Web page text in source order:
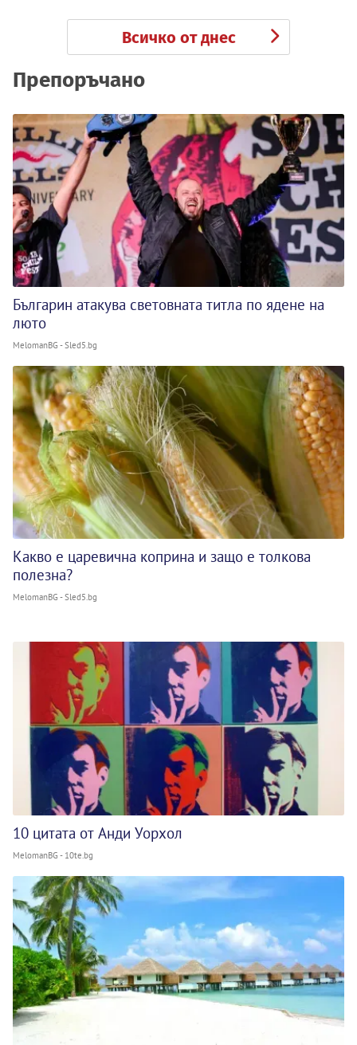
Всичко от днес
Препоръчано
Българин атакува световната титла по ядене на
люто
MelomanBG - Sled5.bg
Какво е царевична коприна и защо е толкова
полезна?
MelomanBG - Sled5.bg
10 цитата от Анди Уорхол
MelomanBG - 10te.bg